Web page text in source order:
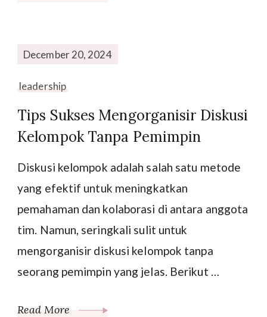
December 20, 2024
leadership
Tips Sukses Mengorganisir Diskusi
Kelompok Tanpa Pemimpin
Diskusi kelompok adalah salah satu metode
yang efektif untuk meningkatkan
pemahaman dan kolaborasi di antara anggota
tim. Namun, seringkali sulit untuk
mengorganisir diskusi kelompok tanpa
seorang pemimpin yang jelas. Berikut …
Read More